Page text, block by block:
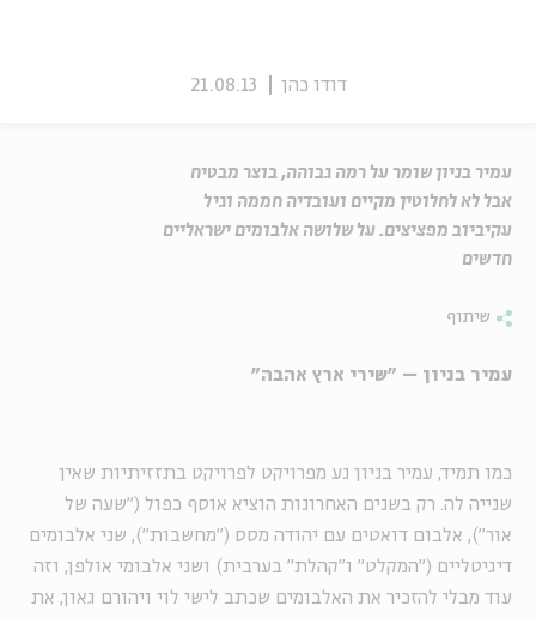
דודו כהן 21.08.13
עמיר בניון שומר על רמה גבוהה, בוצר מבטיח
אבל לא לחלוטין מקיים ועובדיה חממה וגיל
עקיביוב מפציצים. על שלושה אלבומים ישראליים
חדשים
שיתוף
עמיר בניון – "שירי ארץ אהבה"
כמו תמיד, עמיר בניון נע מפרויקט לפרויקט בתזזיתיות שאין
שנייה לה. רק בשנים האחרונות הוציא אוסף כפול ("שעה של
אור"), אלבום דואטים עם יהודה מסס ("מחשבות"), שני אלבומים
דיגיטליים ("המקלט" ו"קהלת" בערבית) ושני אלבומי אולפן, וזה
עוד מבלי להזכיר את האלבומים שכתב לישי לוי ויהורם גאון, את